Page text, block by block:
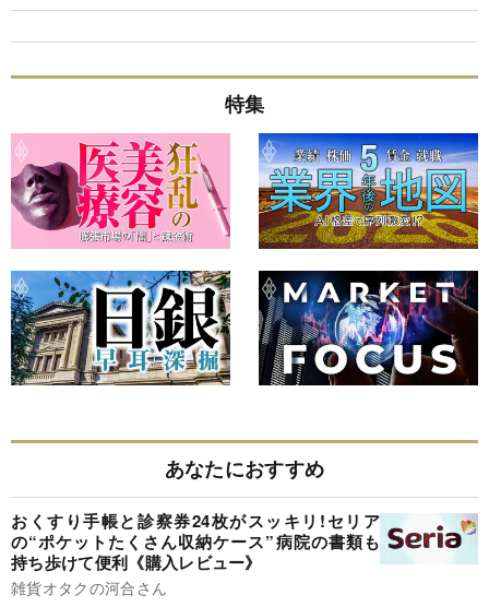
特集
あなたにおすすめ
おくすり手帳と診察券24枚がスッキリ!セリア
の“ポケットたくさん収納ケース”病院の書類も
持ち歩けて便利《購入レビュー》
雑貨オタクの河合さん